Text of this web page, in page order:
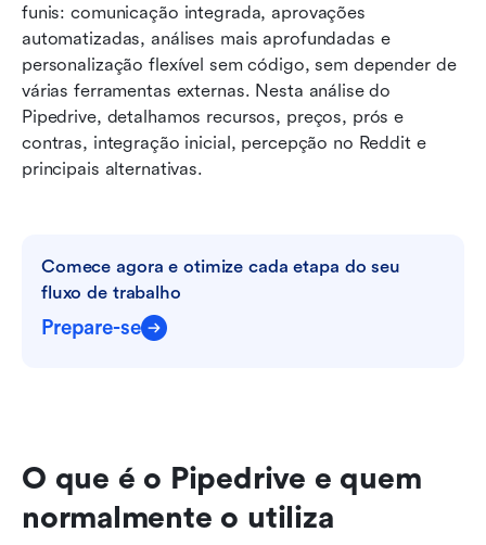
funis: comunicação integrada, aprovações
automatizadas, análises mais aprofundadas e
personalização flexível sem código, sem depender de
várias ferramentas externas. Nesta análise do
Pipedrive, detalhamos recursos, preços, prós e
contras, integração inicial, percepção no Reddit e
principais alternativas.
Comece agora e otimize cada etapa do seu
fluxo de trabalho
Prepare-se
O que é o Pipedrive e quem
normalmente o utiliza
Perguntas frequentes
Leitura relacionada